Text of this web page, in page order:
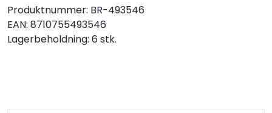
Produktnummer: BR-493546
EAN: 8710755493546
Lagerbeholdning: 6 stk.